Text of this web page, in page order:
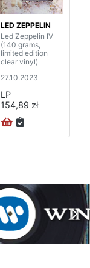
LED ZEPPELIN
Led Zeppelin IV
(140 grams,
limited edition
clear vinyl)
27.10.2023
LP
154,89 zł